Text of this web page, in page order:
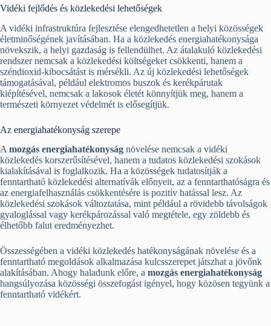
Vidéki fejlődés és közlekedési lehetőségek
A vidéki infrastruktúra fejlesztése elengedhetetlen a helyi közösségek
életminőségének javításában. Ha a közlekedés energiahatékonysága
növekszik, a helyi gazdaság is fellendülhet. Az átalakuló közlekedési
rendszer nemcsak a közlekedési költségeket csökkenti, hanem a
széndioxid-kibocsátást is mérsékli. Az új közlekedési lehetőségek
támogatásával, például elektromos buszok és kerékpárutak
kiépítésével, nemcsak a lakosok életét könnyítjük meg, hanem a
természeti környezet védelmét is elősegítjük.
Az energiahatékonyság szerepe
Amozgás energiahatékonyság növelése nemcsak a vidéki
közlekedés korszerűsítésével, hanem a tudatos közlekedési szokások
kialakításával is foglalkozik. Ha a közösségek tudatosítják a
fenntartható közlekedési alternatívák előnyeit, az a fenntarthatóságra és
az energiafelhasználás csökkentésére is pozitív hatással lesz. Az
közlekedési szokások változtatása, mint például a rövidebb távolságok
gyaloglással vagy kerékpározással való megtétele, egy zöldebb és
élhetőbb falut eredményezhet.
Összességében a vidéki közlekedés hatékonyságának növelése és a
fenntartható megoldások alkalmazása kulcsszerepet játszhat a jövőnk
alakításában. Ahogy haladunk előre, a mozgás energiahatékonyság
hangsúlyozása közösségi összefogást igényel, hogy közösen tegyünk a
fenntartható vidékért.